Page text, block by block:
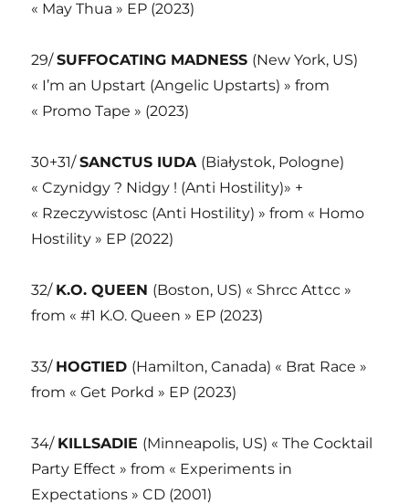
« May Thua » EP (2023)
29/SUFFOCATING MADNESS (New York, US)
« I’m an Upstart (Angelic Upstarts) » from
« Promo Tape » (2023)
30+31/SANCTUS IUDA (Białystok, Pologne)
« Czynidgy ? Nidgy ! (Anti Hostility)» +
« Rzeczywistosc (Anti Hostility) » from « Homo
Hostility » EP (2022)
32/ K.O. QUEEN (Boston, US) « Shrcc Attcc »
from « #1 K.O. Queen » EP (2023)
33/ HOGTIED (Hamilton, Canada) « Brat Race »
from « Get Porkd » EP (2023)
34/ KILLSADIE (Minneapolis, US) « The Cocktail
Party Effect » from « Experiments in
Expectations » CD (2001)